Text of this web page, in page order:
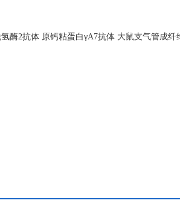
酶2抗体 原钙粘蛋白γA7抗体 大鼠支气管成纤